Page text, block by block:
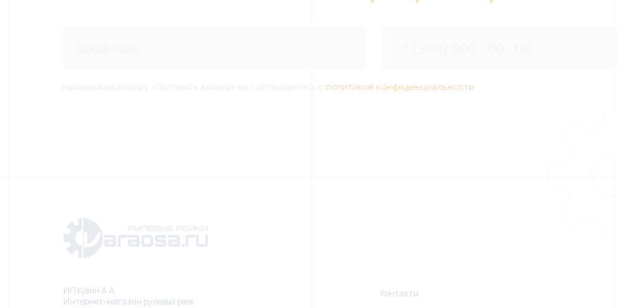
политикой конфиденциальности
Контакты
ИП Кувин А.А.
Интернет-магазин рулевых реек